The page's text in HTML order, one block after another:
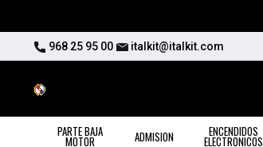
968 25 95 00 italkit@italkit.com
PARTE BAJA
MOTOR ADMISION ENCENDIDOS
ELECTRONICOS